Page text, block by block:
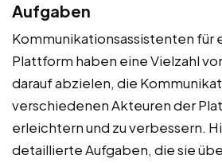
Aufgaben
Kommunikationsassistenten für
Plattform haben eine Vielzahl
darauf abzielen, die
verschiedenen Akteuren der
erleichtern und zu verbessern.
detaillierte Aufgaben, die sie